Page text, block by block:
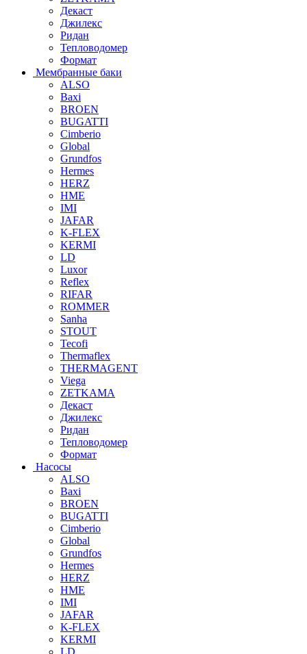
Декаст
Джилекс
Ридан
Тепловодомер
Формат
Мембранные баки
ALSO
Baxi
BROEN
BUGATTI
Cimberio
Global
Grundfos
Hermes
HERZ
HME
IMI
JAFAR
K-FLEX
KERMI
LD
Luxor
Reflex
RIFAR
ROMMER
Sanha
STOUT
Tecofi
Thermaflex
THERMAGENT
Viega
ZETKAMA
Декаст
Джилекс
Ридан
Тепловодомер
Формат
Насосы
ALSO
Baxi
BROEN
BUGATTI
Cimberio
Global
Grundfos
Hermes
HERZ
HME
IMI
JAFAR
K-FLEX
KERMI
LD